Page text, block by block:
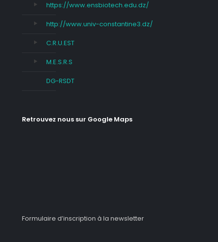
https://www.ensbiotech.edu.dz/
http://www.univ-constantine3.dz/
C.R.U.EST
M.E.S.R.S
DG-RSDT
Retrouvez nous sur Google Maps
Formulaire d’inscription à la newsletter